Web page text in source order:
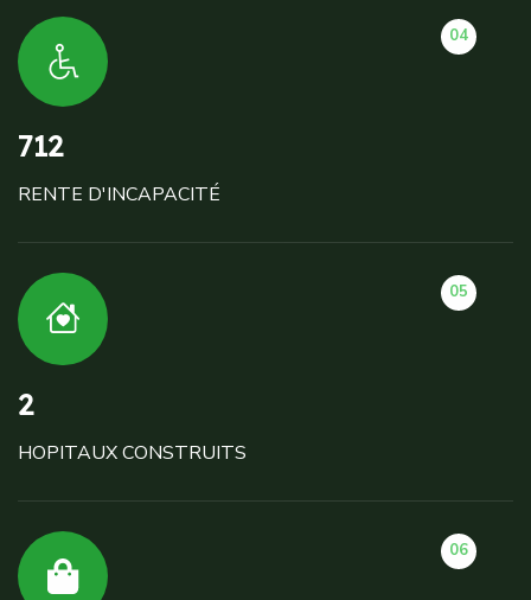
04
712
RENTE D'INCAPACITÉ
05
2
HOPITAUX CONSTRUITS
06